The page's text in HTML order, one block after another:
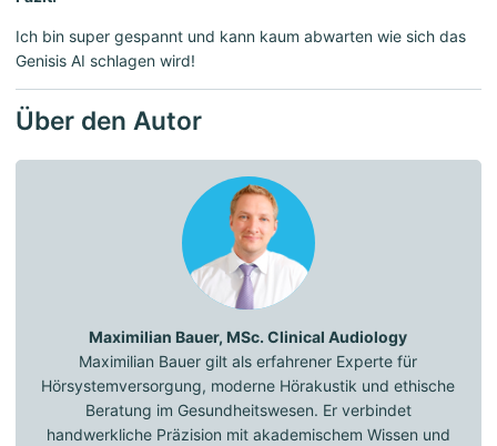
Ich bin super gespannt und kann kaum abwarten wie sich das
Genisis AI schlagen wird!
Über den Autor
Maximilian Bauer, MSc. Clinical Audiology
Maximilian Bauer gilt als erfahrener Experte für
Hörsystemversorgung, moderne Hörakustik und ethische
Beratung im Gesundheitswesen. Er verbindet
handwerkliche Präzision mit akademischem Wissen und